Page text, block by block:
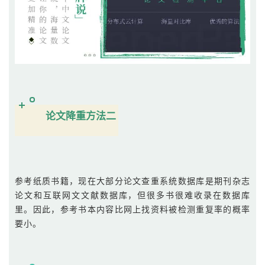
论文降重方法二
参考纸质书籍，现在大部分论文查重系统数据库是期刊杂志
论文和互联网文文献数据库，但很多书很难收录在数据库
里。因此，参考书本内容比网上找资料被检测重复率的概率
要小。